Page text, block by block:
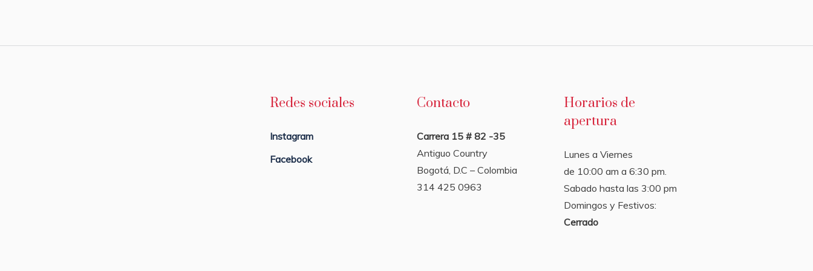
Redes sociales
Instagram
Facebook
Contacto
Carrera 15 # 82 -35
Antiguo Country
Bogotá, D.C – Colombia
314 425 0963
Horarios de
apertura
Lunes a Viernes
de 10:00 am a 6:30 pm.
Sabado hasta las 3:00 pm
Domingos y Festivos:
Cerrado